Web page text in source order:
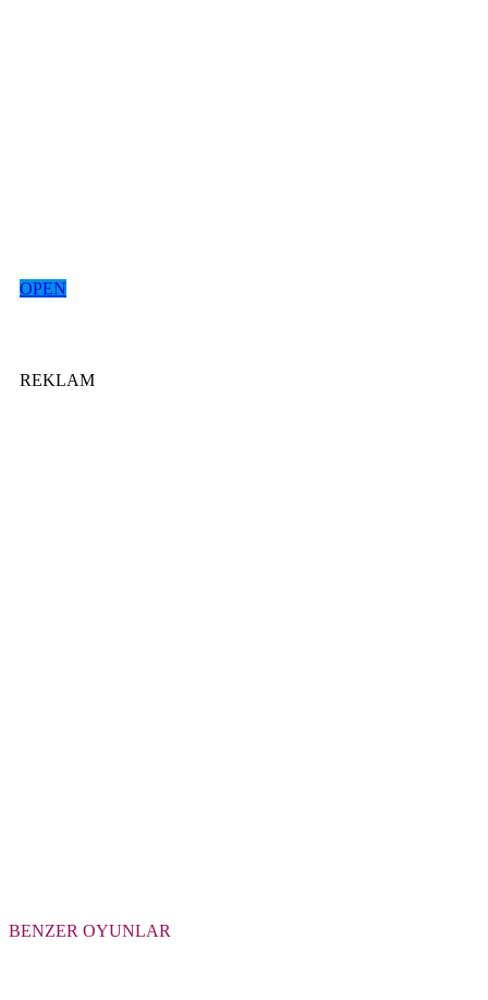
OPEN
REKLAM
BENZER OYUNLAR